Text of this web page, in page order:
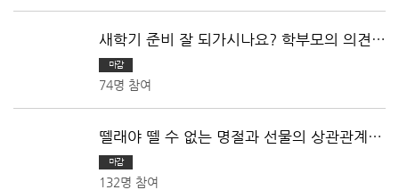
새학기 준비 잘 되가시나요? 학부모의 의견을
들려주세요!
마감
74명 참여
뗄래야 뗄 수 없는 명절과 선물의 상관관계!
여러분이 받고싶은 선물은~?
마감
132명 참여